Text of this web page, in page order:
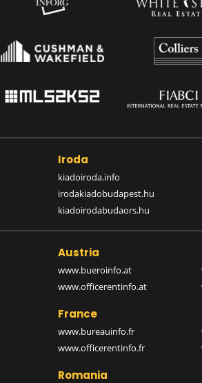
Iroda
kiadoiroda.info
irodakiadobudapest.hu
kiadoirodabudaors.hu
Austria
www.bueroinfo.at
www.officerentinfo.at
France
www.bureauinfo.fr
www.officerentinfo.fr
Romania